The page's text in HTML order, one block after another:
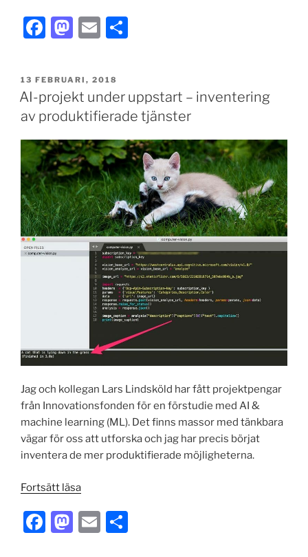
machine
learning
beslutstöd
inom
och
sjukvård”
F
c
e
b
o
o
k
M
st
o
d
o
n
E
ai
l
e
PUBLICERAT
13 FEBRUARI, 2018
AI-projekt under uppstart – inventering
av produktifierade tjänster
Jag och kollegan Lars Lindsköld har fått projektpengar
från Innovationsfonden för en förstudie med AI &
machine learning (ML). Det finns massor med tänkbara
vägar för oss att utforska och jag har precis börjat
inventera de mer produktifierade möjligheterna.
Fortsätt läsa”AI-
under
uppstart
F
M E